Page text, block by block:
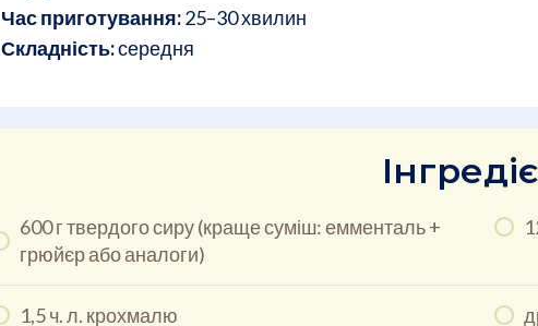
Час приготування:25–30 хвилин
Складність:середня
600 г твердого сиру (краще суміш: емменталь +
грюйєр або аналоги)
1,5 ч. л. крохмалю